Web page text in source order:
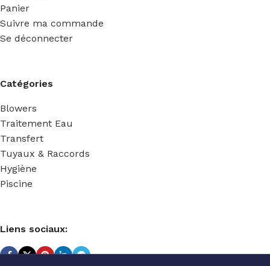
Panier
Suivre ma commande
Se déconnecter
Catégories
Blowers
Traitement Eau
Transfert
Tuyaux & Raccords
Hygiène
Piscine
Liens sociaux: